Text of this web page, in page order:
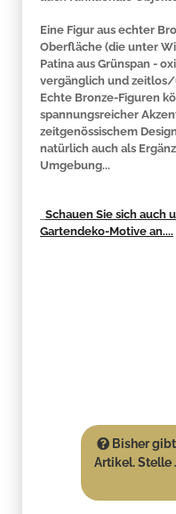
Eine Figur aus echter
Oberfläche (die unter
Patina aus Grünspan -
vergänglich und
Echte Bronze-Figuren
spannungsreicher
zeitgenössischem
natürlich auch als
Umgebung...
Schauen Sie sich auch
Gartendeko-Motive an....
Bisher
Artikel. Stelle